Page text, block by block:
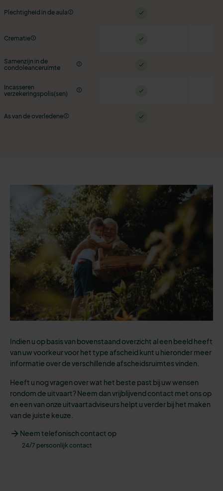
Plechtigheid in de aula
Crematie
Samenzijn in de
condoleanceruimte
Incasseren
verzekeringspolis(sen)
As van de overledene
Indien u op basis van bovenstaand overzicht al een beeld heeft
van uw voorkeur voor het type afscheid kunt u hieronder meer
informatie over de verschillende afscheidsruimtes vinden.
Heeft u nog vragen over wat het beste past bij uw wensen
rondom de uitvaart? Neem dan vrijblijvend contact met ons op
en een van onze uitvaartadviseurs helpt u verder bij het maken
van de juiste keuze.
Neem telefonisch contact op
24/7 persoonlijk contact